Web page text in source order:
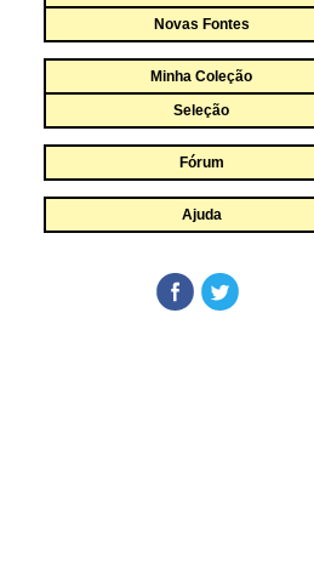
Novas Fontes
Minha Coleção
Seleção
Fórum
Ajuda